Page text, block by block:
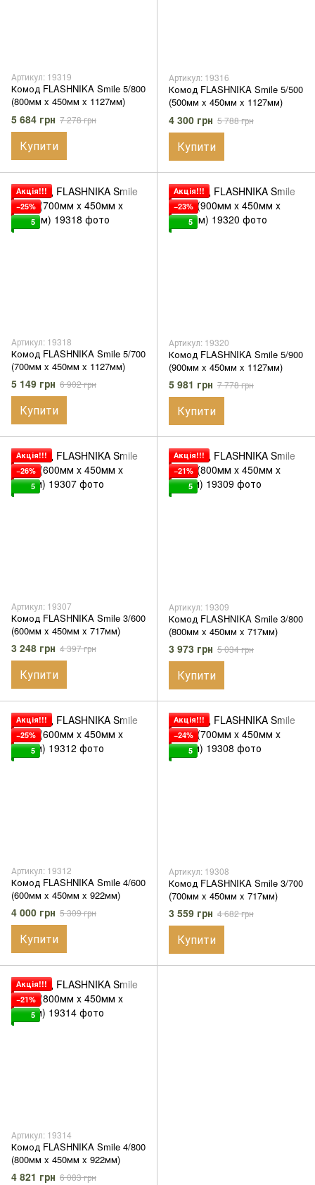
Артикул: 19319
Комод FLASHNIKA Smile 5/800
(800мм x 450мм x 1127мм)
5 684 грн 7 278 грн
Купити
Артикул: 19316
Комод FLASHNIKA Smile 5/500
(500мм x 450мм x 1127мм)
4 300 грн 5 788 грн
Купити
Акція!!!
−25%
5
Артикул: 19318
Комод FLASHNIKA Smile 5/700
(700мм x 450мм x 1127мм)
5 149 грн 6 902 грн
Купити
Акція!!!
−23%
5
Артикул: 19320
Комод FLASHNIKA Smile 5/900
(900мм x 450мм x 1127мм)
5 981 грн 7 778 грн
Купити
Акція!!!
−26%
5
Артикул: 19307
Комод FLASHNIKA Smile 3/600
(600мм x 450мм x 717мм)
3 248 грн 4 397 грн
Купити
Акція!!!
−21%
5
Артикул: 19309
Комод FLASHNIKA Smile 3/800
(800мм x 450мм x 717мм)
3 973 грн 5 034 грн
Купити
Акція!!!
−25%
5
Артикул: 19312
Комод FLASHNIKA Smile 4/600
(600мм x 450мм x 922мм)
4 000 грн 5 309 грн
Купити
Акція!!!
−24%
5
Артикул: 19308
Комод FLASHNIKA Smile 3/700
(700мм x 450мм x 717мм)
3 559 грн 4 682 грн
Купити
Акція!!!
−21%
5
Артикул: 19314
Комод FLASHNIKA Smile 4/800
(800мм x 450мм x 922мм)
4 821 грн 6 083 грн